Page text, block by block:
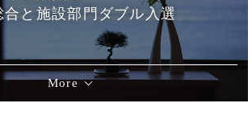
合と施設部門ダブル入選
More